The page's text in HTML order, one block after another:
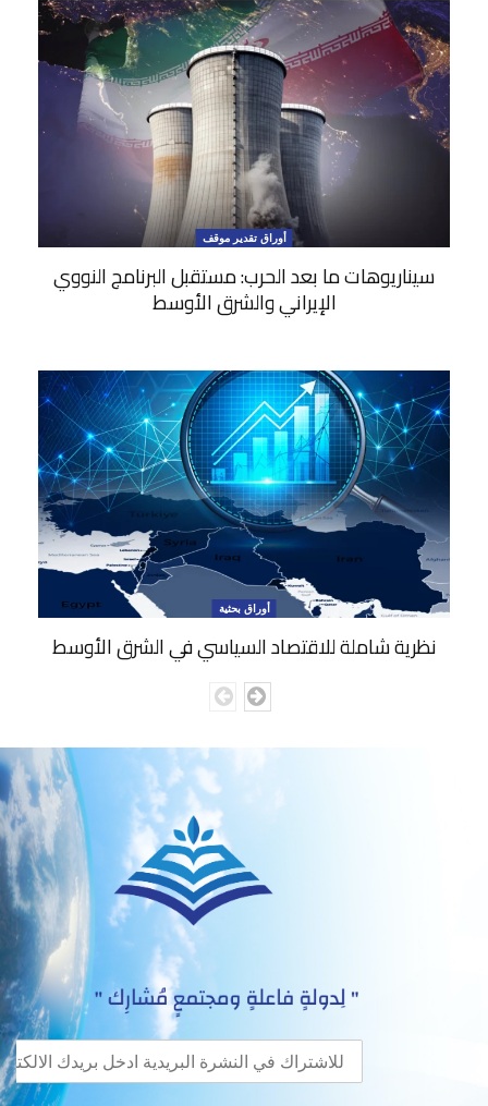
أوراق تقدير موقف
سيناريوهات ما بعد الحرب: مستقبل البرنامج النووي
الإيراني والشرق الأوسط
أوراق بحثية
نظرية شاملة للاقتصاد السياسي في الشرق الأوسط